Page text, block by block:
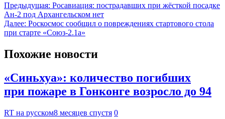
Предыдущая: Росавиация: пострадавших при жёсткой посадке
Ан-2 под Архангельском нет
Далее: Роскосмос сообщил о повреждениях стартового стола
при старте «Союз-2.1а»
Похожие новости
«Синьхуа»: количество погибших
при пожаре в Гонконге возросло до 94
RT на русском8 месяцев спустя 0